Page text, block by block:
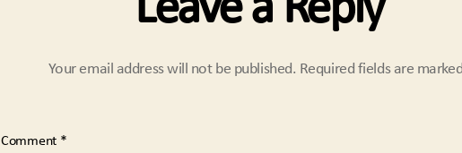
Your email address will not be published. Required fields are
Comment *